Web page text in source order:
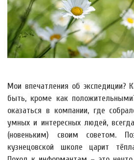
Мои впечатления об экспедиции?
быть, кроме как
оказаться в компании, где
умных и интересных людей,
(новеньким) своим советом.
кузнецовской школе царит